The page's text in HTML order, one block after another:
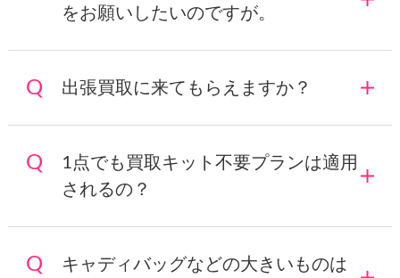
をお願いしたいのですが。
出張買取に来てもらえますか？
1点でも買取キット不要プランは適用
されるの？
キャディバッグなどの大きいものは